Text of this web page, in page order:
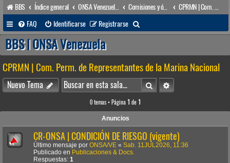
BBS Índice general ONSA Venezuela (acceso público) Comisiones y órganos Asesores internos
FAQ
Identificarse Registrarse
u
c
a
r
BBS | ONSA Venezuela
CPRMN | Com. Perm. de Representantes de la Marina Nacional
Nuevo Tema BuscarBúsqueda avanzada
0 temas • Página 1 de 1
Anuncios
CR-ONSA | CONDICIÓN DE RIESGO (vigente)
Último mensaje por ONSA/VE « Sab. 11JUL2026, 11:36
Publicado en Publicaciones & Docs.
Respuestas: 1